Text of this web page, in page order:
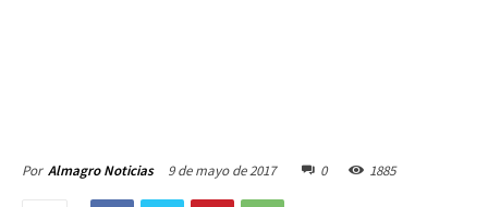
Por Almagro Noticias 9 de mayo de 2017 0 1885